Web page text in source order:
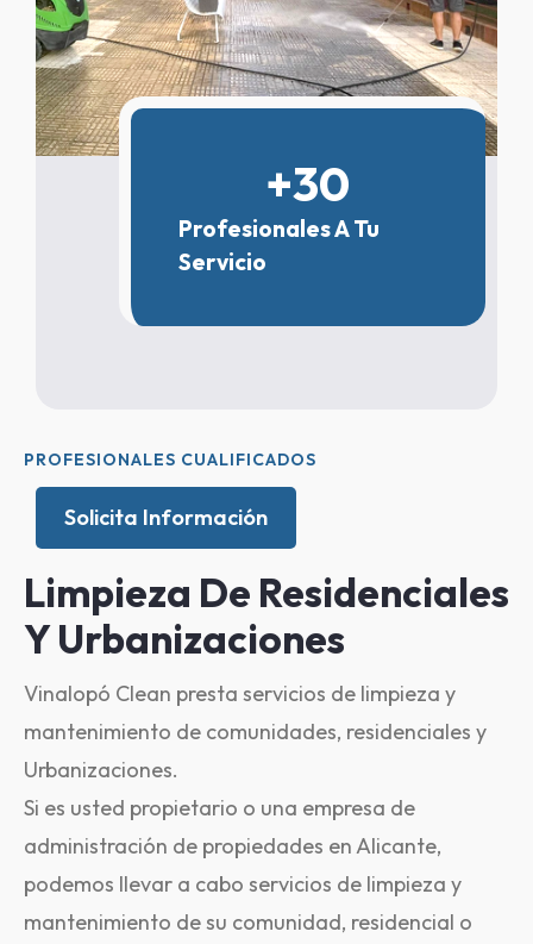
+30
Profesionales A Tu
Servicio
PROFESIONALES CUALIFICADOS
Solicita Información
Limpieza De Residenciales
Y Urbanizaciones
Vinalopó Clean presta servicios de limpieza y
mantenimiento de comunidades, residenciales y
Urbanizaciones.
Si es usted propietario o una empresa de
administración de propiedades en Alicante,
podemos llevar a cabo servicios de limpieza y
mantenimiento de su comunidad, residencial o